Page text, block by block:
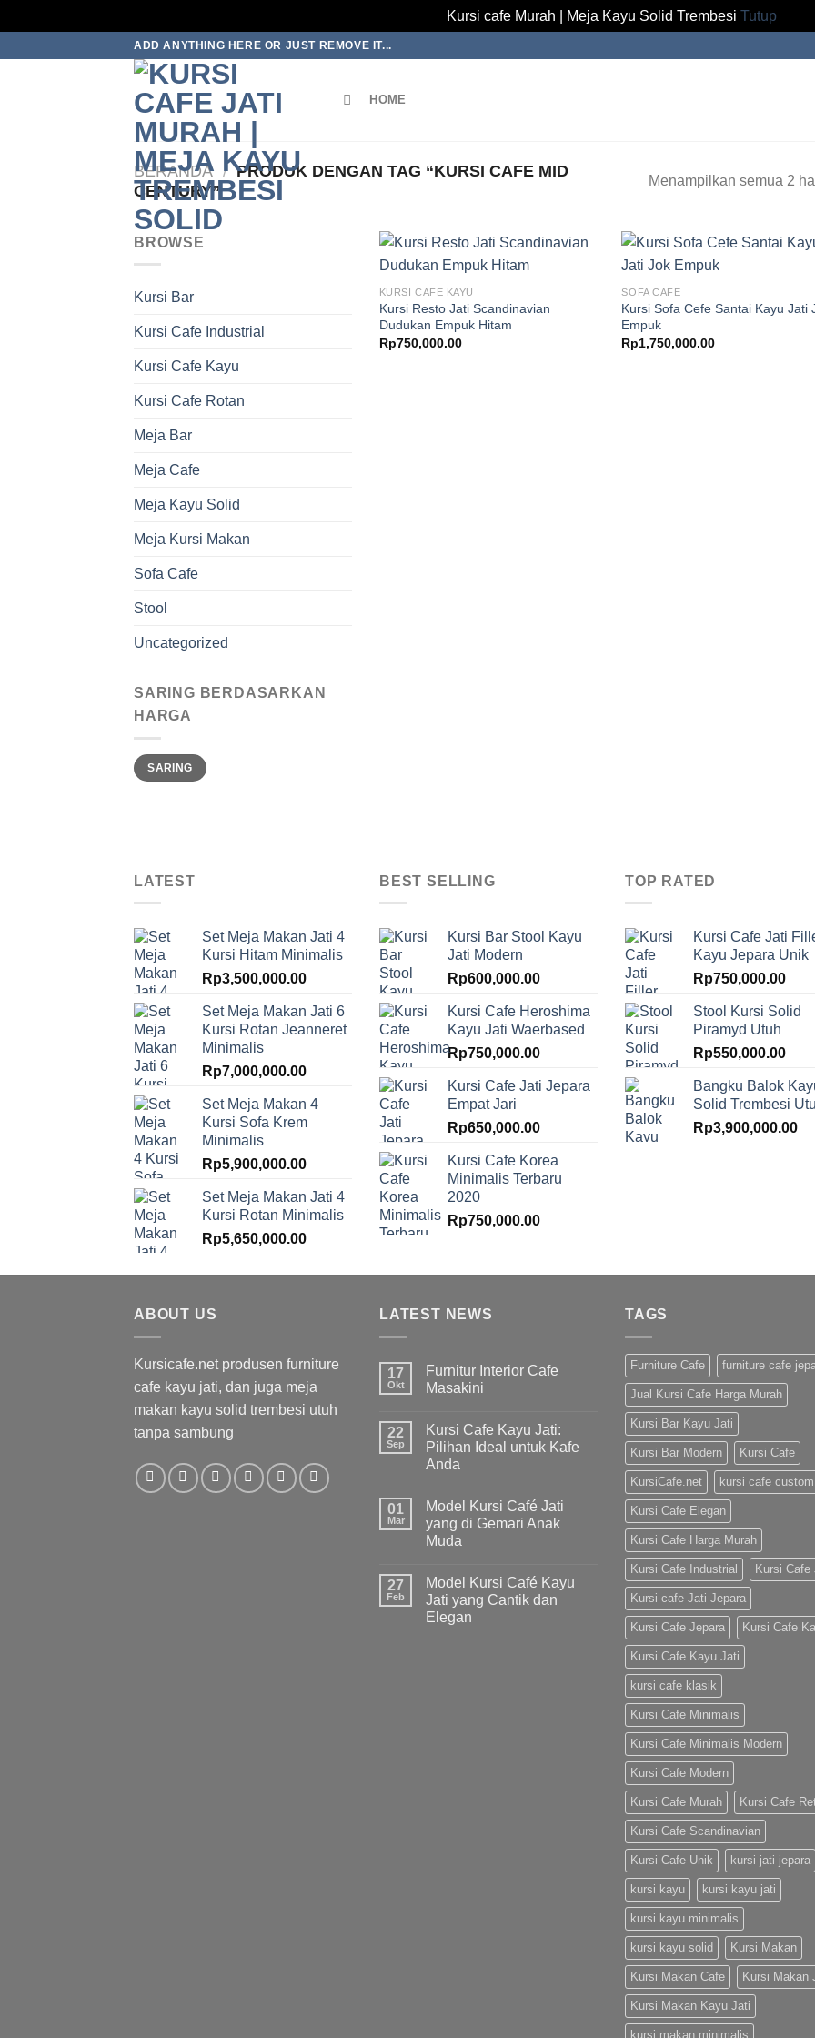
Kursi cafe Murah | Meja Kayu Solid Trembesi Tutup
ADD ANYTHING HERE OR JUST REMOVE IT...
HOME
BERANDA / PRODUK DENGAN TAG “KURSI CAFE MID
CENTURY”
Menampilkan semua 2
BROWSE
Kursi Bar
Kursi Cafe Industrial
Kursi Cafe Kayu
Kursi Cafe Rotan
Meja Bar
Meja Cafe
Meja Kayu Solid
Meja Kursi Makan
Sofa Cafe
Stool
Uncategorized
SARING BERDASARKAN
HARGA
Harga
terendah
Harga
tertinggi
SARING
KURSI CAFE KAYU
Kursi Resto Jati Scandinavian
Dudukan Empuk Hitam
Rp750,000.00
SOFA CAFE
Kursi Sofa Cefe Santai Kayu Jati
Empuk
Rp1,750,000.00
LATEST
Set Meja Makan Jati 4
Kursi Hitam Minimalis
Rp3,500,000.00
Set Meja Makan Jati 6
Kursi Rotan Jeanneret
Minimalis
Rp7,000,000.00
Set Meja Makan 4
Kursi Sofa Krem
Minimalis
Rp5,900,000.00
Set Meja Makan Jati 4
Kursi Rotan Minimalis
Rp5,650,000.00
BEST SELLING
Kursi Bar Stool Kayu
Jati Modern
Rp600,000.00
Kursi Cafe Heroshima
Kayu Jati Waerbased
Rp750,000.00
Kursi Cafe Jati Jepara
Empat Jari
Rp650,000.00
Kursi Cafe Korea
Minimalis Terbaru
2020
Rp750,000.00
TOP RATED
Kursi Cafe Jati
Kayu Jepara Unik
Rp750,000.00
Stool Kursi Solid
Piramyd Utuh
Rp550,000.00
Bangku Balok
Solid Trembesi
Rp3,900,000.00
ABOUT US
Kursicafe.net produsen furniture
cafe kayu jati, dan juga meja
makan kayu solid trembesi utuh
tanpa sambung
LATEST NEWS
17
Okt
Furnitur Interior Cafe
Masakini
22
Sep
Kursi Cafe Kayu Jati:
Pilihan Ideal untuk Kafe
Anda
01
Mar
Model Kursi Café Jati
yang di Gemari Anak
Muda
27
Feb
Model Kursi Café Kayu
Jati yang Cantik dan
Elegan
TAGS
Furniture Cafe furniture cafe
Jual Kursi Cafe Harga Murah
Kursi Bar Kayu Jati
Kursi Bar Modern Kursi Cafe
KursiCafe.net kursi cafe custom
Kursi Cafe Elegan
Kursi Cafe Harga Murah
Kursi Cafe Industrial Kursi Cafe
Kursi cafe Jati Jepara
Kursi Cafe Jepara Kursi Cafe
Kursi Cafe Kayu Jati
kursi cafe klasik
Kursi Cafe Minimalis
Kursi Cafe Minimalis Modern
Kursi Cafe Modern
Kursi Cafe Murah Kursi Cafe
Kursi Cafe Scandinavian
Kursi Cafe Unik kursi jati jepara
kursi kayu kursi kayu jati
kursi kayu minimalis
kursi kayu solid Kursi Makan
Kursi Makan Cafe Kursi Makan
Kursi Makan Kayu Jati
kursi makan minimalis